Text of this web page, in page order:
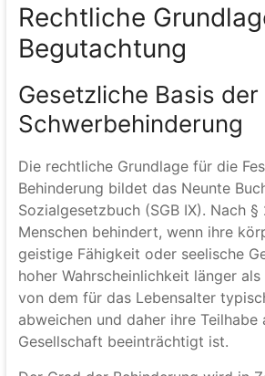
Rechtliche
Begutachtung
Gesetzliche Basis der
Schwerbehinderung
Die rechtliche Grundlage für die
Behinderung bildet das Neunte
Sozialgesetzbuch (SGB IX). Nach §
Menschen behindert, wenn ihre
geistige Fähigkeit oder seelische
hoher Wahrscheinlichkeit länger
von dem für das Lebensalter
abweichen und daher ihre Teilhabe
Gesellschaft beeinträchtigt ist.